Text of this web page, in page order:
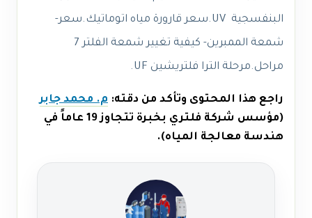
البنفسجية UV.سعر قارورة مياه اتوماتيك.سعر-
شمعة الممبرين- كيفية تغيير شمعة الفلتر 7
مراحل.مرحلة الترا فلتريشين UF.
راجع هذا المحتوى وتأكد من دقته: م. محمد جابر
(مؤسس شركة فلتري بخبرة تتجاوز 19 عاماً في
هندسة معالجة المياه).